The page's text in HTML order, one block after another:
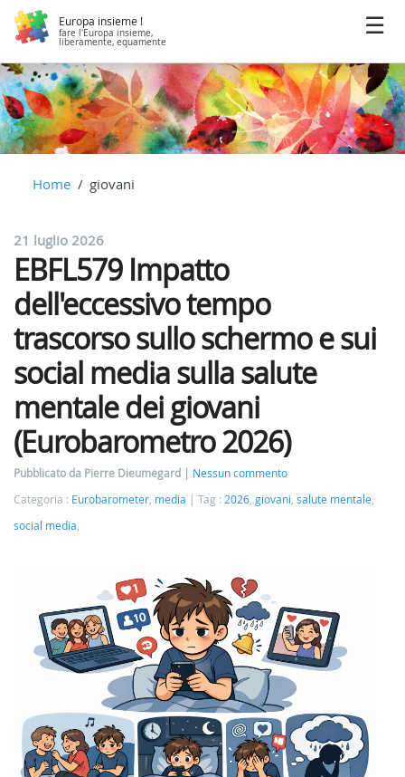
Europa insieme !
fare l'Europa insieme,
liberamente, equamente
Home giovani
21 luglio 2026
EBFL579 Impatto
dell'eccessivo tempo
trascorso sullo schermo e sui
social media sulla salute
mentale dei giovani
(Eurobarometro 2026)
Pubblicato da Pierre Dieumegard
Nessun commento
Categoria : Eurobarometer media Tag : 2026 giovani salute mentale
social media